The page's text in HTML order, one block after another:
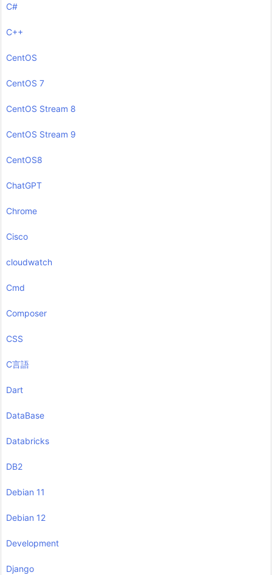
C#
C++
CentOS
CentOS 7
CentOS Stream 8
CentOS Stream 9
CentOS8
ChatGPT
Chrome
Cisco
cloudwatch
Cmd
Composer
CSS
C言語
Dart
DataBase
Databricks
DB2
Debian 11
Debian 12
Development
Django